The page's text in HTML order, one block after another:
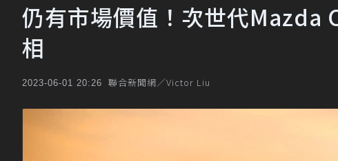
仍有市場價值！次世代Mazda
相
2023-06-01 20:26 聯合新聞網／Victor Liu